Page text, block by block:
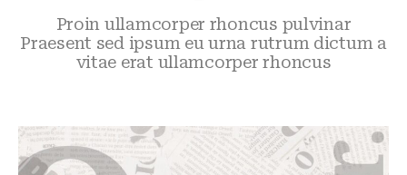
Proin ullamcorper rhoncus pulvinar
Praesent sed ipsum eu urna rutrum dictum a
vitae erat ullamcorper rhoncus